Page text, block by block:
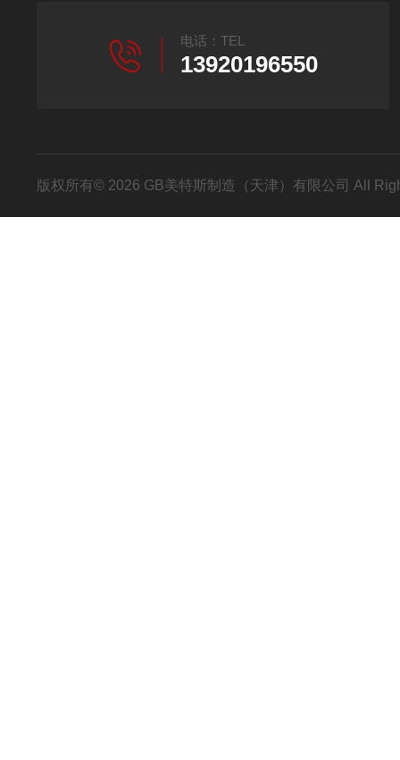
电话：TEL
13920196550
版权所有© 2026 GB美特斯制造（天津）有限公司 All